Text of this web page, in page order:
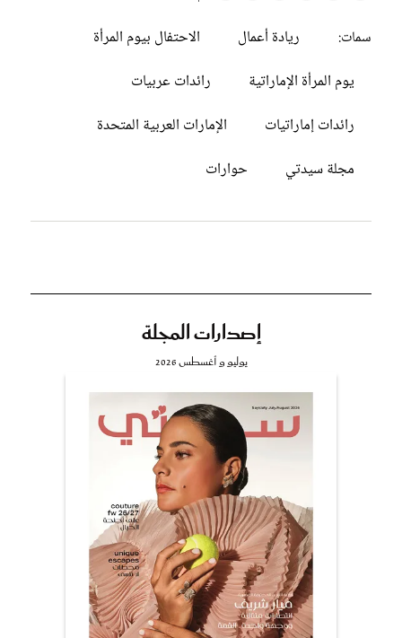
سمات:
ريادة أعمال
الاحتفال بيوم المرأة
يوم المرأة الإماراتية
رائدات عربيات
رائدات إماراتيات
الإمارات العربية المتحدة
مجلة سيدتي
حوارات
إصدارات المجلة
يوليو و أغسطس 2026